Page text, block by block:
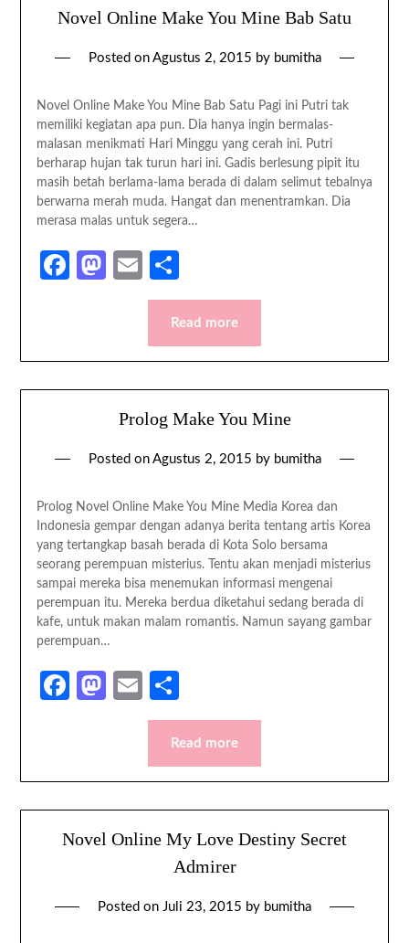
Novel Online Make You Mine Bab Satu
Posted on Agustus 2, 2015 by bumitha
Novel Online Make You Mine Bab Satu Pagi ini Putri tak
memiliki kegiatan apa pun. Dia hanya ingin bermalas-
malasan menikmati Hari Minggu yang cerah ini. Putri
berharap hujan tak turun hari ini. Gadis berlesung pipit itu
masih betah berlama-lama berada di dalam selimut tebalnya
berwarna merah muda. Hangat dan menentramkan. Dia
merasa malas untuk segera…
Facebook
Mastodon
Email
Read more
Prolog Make You Mine
Posted on Agustus 2, 2015 by bumitha
Prolog Novel Online Make You Mine Media Korea dan
Indonesia gempar dengan adanya berita tentang artis Korea
yang tertangkap basah berada di Kota Solo bersama
seorang perempuan misterius. Tentu akan menjadi misterius
sampai mereka bisa menemukan informasi mengenai
perempuan itu. Mereka berdua diketahui sedang berada di
kafe, untuk makan malam romantis. Namun sayang gambar
perempuan…
Facebook
Mastodon
Email
Read more
Novel Online My Love Destiny Secret
Admirer
Posted on Juli 23, 2015 by bumitha